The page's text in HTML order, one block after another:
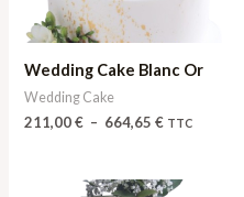
Wedding Cake Blanc Or
Wedding Cake
211,00€ – 664,65€ TTC
Plage